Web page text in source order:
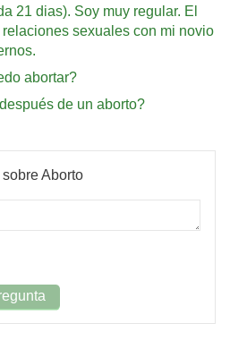
21 dias). Soy muy regular. El
sexuales con mi novio
abortar?
de un aborto?
Aborto